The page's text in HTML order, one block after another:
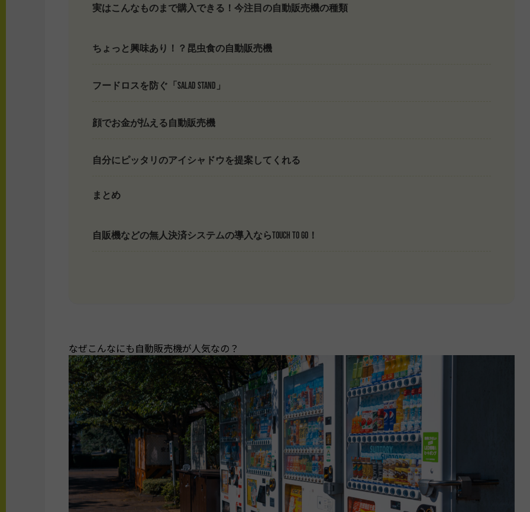
実はこんなものまで購入できる！今注目の自動販売機の種類
ちょっと興味あり！？昆虫食の自動販売機
フードロスを防ぐ「SALAD STAND」
顔でお金が払える自動販売機
自分にピッタリのアイシャドウを提案してくれる
まとめ
自販機などの無人決済システムの導入ならTOUCH TO GO！
なぜこんなにも自動販売機が人気なの？